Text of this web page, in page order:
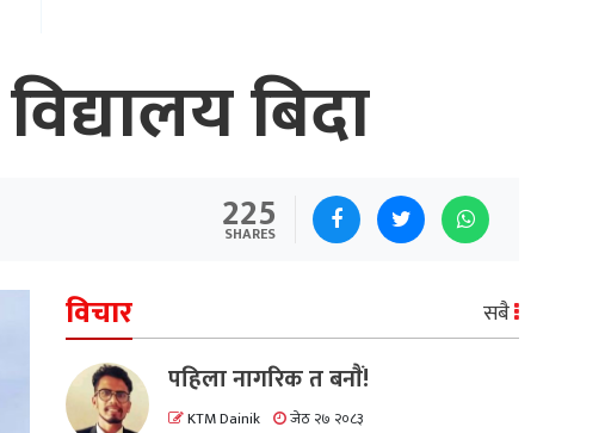
बिदा
225
SHARES
विचार सबै
पहिला नागरिक त बनाैं!
KTM Dainik जेठ २७ २०८३